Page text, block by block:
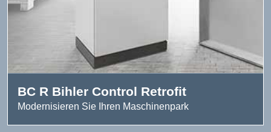
BC R Bihler Control Retrofit
Modernisieren Sie Ihren Maschinenpark